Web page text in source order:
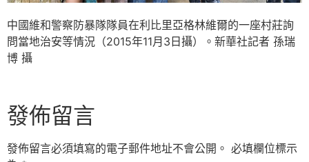
中國維和警察防暴隊隊員在利比里亞格林維爾的一座村莊詢
問當地治安等情況（2015年11月3日攝）。新華社記者 孫瑞
博 攝
發佈留言
發佈留言必須填寫的電子郵件地址不會公開。 必填欄位標示